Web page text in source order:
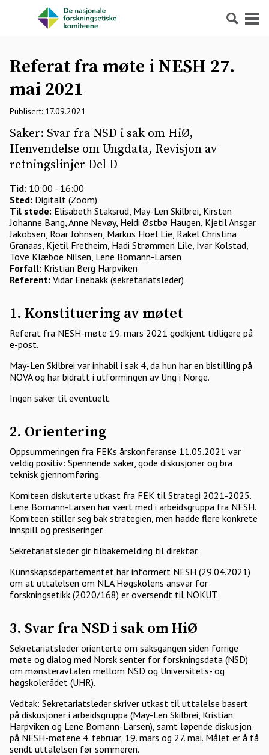
Søk Meny
Referat fra møte i NESH 27.
mai 2021
Publisert: 17.09.2021
Saker: Svar fra NSD i sak om HiØ,
Henvendelse om Ungdata, Revisjon av
retningslinjer Del D
Tid: 10:00 - 16:00
Sted: Digitalt (Zoom)
Til stede: Elisabeth Staksrud, May-Len Skilbrei, Kirsten
Johanne Bang, Anne Nevøy, Heidi Østbø Haugen, Kjetil Ansgar
Jakobsen, Roar Johnsen, Markus Hoel Lie, Rakel Christina
Granaas, Kjetil Fretheim, Hadi Strømmen Lile, Ivar Kolstad,
Tove Klæboe Nilsen, Lene Bomann-Larsen
Forfall: Kristian Berg Harpviken
Referent: Vidar Enebakk (sekretariatsleder)
1. Konstituering av møtet
Referat fra NESH-møte 19. mars 2021 godkjent tidligere på
e-post.
May-Len Skilbrei var inhabil i sak 4, da hun har en bistilling på
NOVA og har bidratt i utformingen av Ung i Norge.
Ingen saker til eventuelt.
2. Orientering
Oppsummeringen fra FEKs årskonferanse 11.05.2021 var
veldig positiv: Spennende saker, gode diskusjoner og bra
teknisk gjennomføring.
Komiteen diskuterte utkast fra FEK til Strategi 2021-2025.
Lene Bomann-Larsen har vært med i arbeidsgruppa fra NESH.
Komiteen stiller seg bak strategien, men hadde flere konkrete
innspill og presiseringer.
Sekretariatsleder gir tilbakemelding til direktør.
Kunnskapsdepartementet har informert NESH (29.04.2021)
om at uttalelsen om NLA Høgskolens ansvar for
forskningsetikk (2020/168) er oversendt til NOKUT.
3. Svar fra NSD i sak om HiØ
Sekretariatsleder orienterte om saksgangen siden forrige
møte og dialog med Norsk senter for forskningsdata (NSD)
om mønsteravtalen mellom NSD og Universitets- og
høgskolerådet (UHR).
Vedtak: Sekretariatsleder skriver utkast til uttalelse basert
på diskusjoner i arbeidsgruppa (May-Len Skilbrei, Kristian
Harpviken og Lene Bomann-Larsen), samt løpende diskusjon
på NESH-møtene 4. februar, 19. mars og 27. mai. Målet er å få
sendt uttalelsen før sommeren.